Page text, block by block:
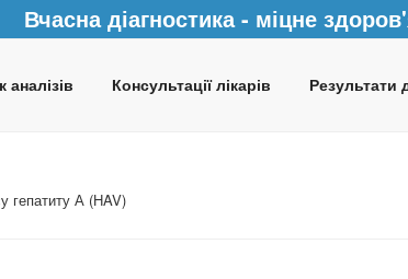
Вчасна діагностика - міцне
аналізів Консультації лікарів Результати
гепатиту А (HAV)